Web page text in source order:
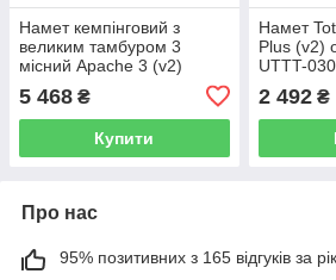
Намет кемпінговий з
великим тамбуром 3
місний Apache 3 (v2)
5 468 ₴
Купити
Намет
Plus (v2)
UTTT-030
2 492₴
Про нас
95% позитивних з 165 відгуків за рік